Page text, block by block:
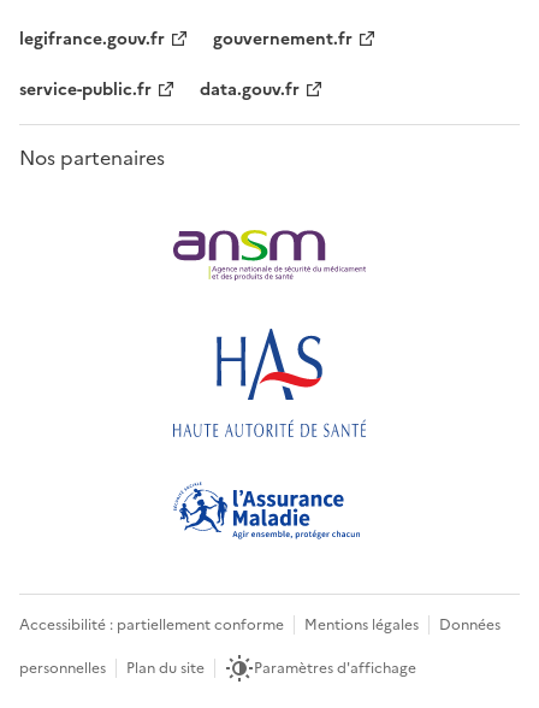
legifrance.gouv.fr
gouvernement.fr
service-public.fr
data.gouv.fr
Nos partenaires
Accessibilité : partiellement conforme Mentions légales
Données
personnelles
Plan du site Paramètres d'affichage